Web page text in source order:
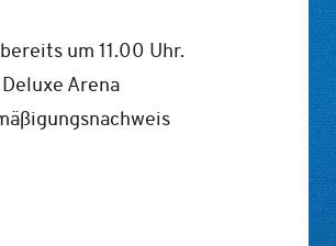
um 11.00 Uhr.
Arena